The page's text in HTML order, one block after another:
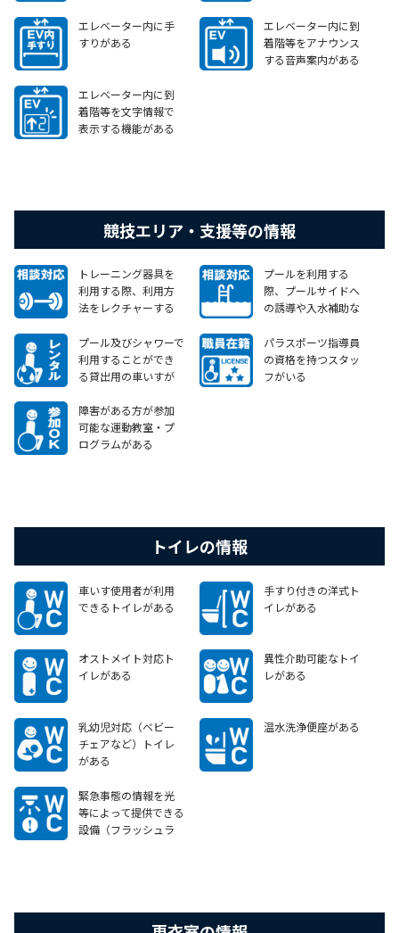
エレベーター内に手
すりがある
エレベーター内に到
着階等をアナウンス
する音声案内がある
エレベーター内に到
着階等を文字情報で
表示する機能がある
競技エリア・支援等の情報
トレーニング器具を
利用する際、利用方
法をレクチャーする
らのニーズに対して相
談等に応じることが
できる
プールを利用する
際、プールサイドへ
の誘導や入水補助な
のニーズに対して相談
等に応じることがで
きる
プール及びシャワーで
利用することができ
る貸出用の車いすが
パラスポーツ指導員
の資格を持つスタッ
フがいる
障害がある方が参加
可能な運動教室・プ
ログラムがある
トイレの情報
車いす使用者が利用
できるトイレがある
手すり付きの洋式ト
イレがある
オストメイト対応ト
イレがある
異性介助可能なトイ
レがある
乳幼児対応（ベビー
チェアなど）トイレ
がある
温水洗浄便座がある
緊急事態の情報を光
等によって提供できる
設備（フラッシュラ